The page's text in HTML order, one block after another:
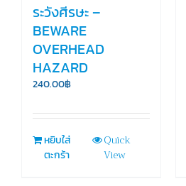
ระวังศีรษะ –
BEWARE
OVERHEAD
HAZARD
240.00฿
หยิบใส่
ตะกร้า
Quick
View